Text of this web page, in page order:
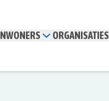
ORGANISATIES